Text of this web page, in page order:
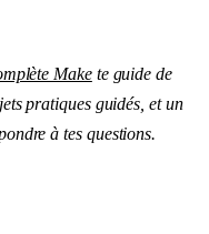
Makete guide de
pratiques guidés, et un
à tes questions.